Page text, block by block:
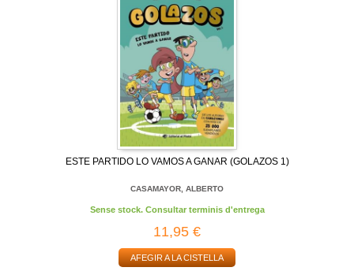
ESTE PARTIDO LO VAMOS A GANAR (GOLAZOS 1)
CASAMAYOR, ALBERTO
Sense stock. Consultar terminis d'entrega
11,95 €
AFEGIR A LA CISTELLA